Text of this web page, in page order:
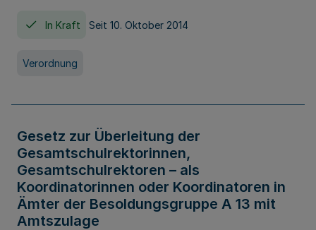
In Kraft Seit 10. Oktober 2014
Verordnung
Gesetz zur Überleitung der
Gesamtschulrektorinnen,
Gesamtschulrektoren – als
Koordinatorinnen oder Koordinatoren in
Ämter der Besoldungsgruppe A 13 mit
Amtszulage